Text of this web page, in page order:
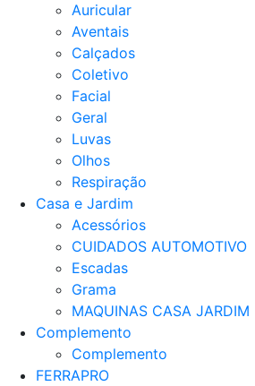
Auricular
Aventais
Calçados
Coletivo
Facial
Geral
Luvas
Olhos
Respiração
Casa e Jardim
Acessórios
CUIDADOS AUTOMOTIVO
Escadas
Grama
MAQUINAS CASA JARDIM
Complemento
Complemento
FERRAPRO